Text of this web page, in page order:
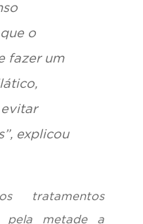
o
fazer um
explicou
tratamentos
pela metade a